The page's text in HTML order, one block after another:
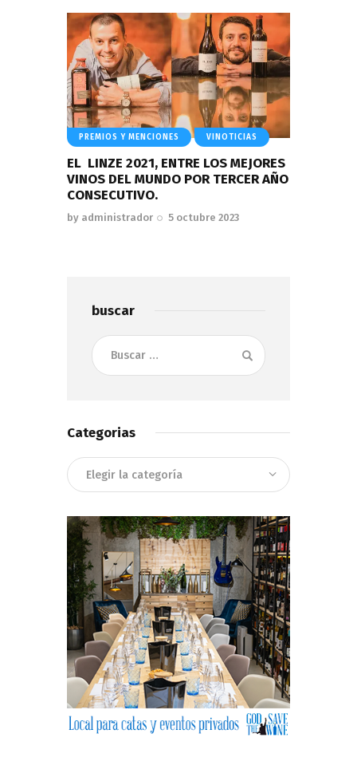
PREMIOS Y MENCIONES VINOTICIAS
EL LINZE 2021, ENTRE LOS MEJORES
VINOS DEL MUNDO POR TERCER AÑO
CONSECUTIVO.
by administrador 5 octubre 2023
buscar
Buscar:
Categorias
Categorias